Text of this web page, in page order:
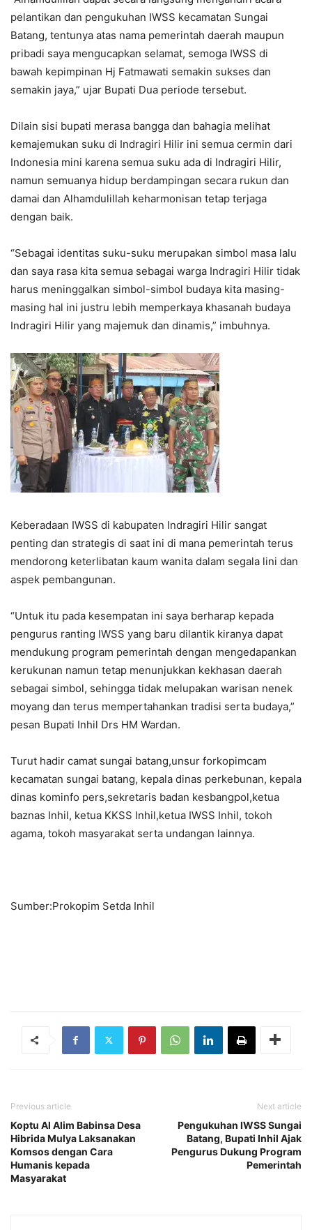
pelantikan dan pengukuhan IWSS kecamatan Sungai
Batang, tentunya atas nama pemerintah daerah maupun
pribadi saya mengucapkan selamat, semoga IWSS di
bawah kepimpinan Hj Fatmawati semakin sukses dan
semakin jaya,” ujar Bupati Dua periode tersebut.
Dilain sisi bupati merasa bangga dan bahagia melihat
kemajemukan suku di Indragiri Hilir ini semua cermin dari
Indonesia mini karena semua suku ada di Indragiri Hilir,
namun semuanya hidup berdampingan secara rukun dan
damai dan Alhamdulillah keharmonisan tetap terjaga
dengan baik.
“Sebagai identitas suku-suku merupakan simbol masa lalu
dan saya rasa kita semua sebagai warga Indragiri Hilir tidak
harus meninggalkan simbol-simbol budaya kita masing-
masing hal ini justru lebih memperkaya khasanah budaya
Indragiri Hilir yang majemuk dan dinamis,” imbuhnya.
Keberadaan IWSS di kabupaten Indragiri Hilir sangat
penting dan strategis di saat ini di mana pemerintah terus
mendorong keterlibatan kaum wanita dalam segala lini dan
aspek pembangunan.
“Untuk itu pada kesempatan ini saya berharap kepada
pengurus ranting IWSS yang baru dilantik kiranya dapat
mendukung program pemerintah dengan mengedapankan
kerukunan namun tetap menunjukkan kekhasan daerah
sebagai simbol, sehingga tidak melupakan warisan nenek
moyang dan terus mempertahankan tradisi serta budaya,”
pesan Bupati Inhil Drs HM Wardan.
Turut hadir camat sungai batang,unsur forkopimcam
kecamatan sungai batang, kepala dinas perkebunan, kepala
dinas kominfo pers,sekretaris badan kesbangpol,ketua
baznas Inhil, ketua KKSS Inhil,ketua IWSS Inhil, tokoh
agama, tokoh masyarakat serta undangan lainnya.
Sumber:Prokopim Setda Inhil
Previous article
Koptu Al Alim Babinsa Desa
Hibrida Mulya Laksanakan
Komsos dengan Cara
Humanis kepada
Masyarakat
Next article
Pengukuhan IWSS Sungai
Batang, Bupati Inhil Ajak
Pengurus Dukung Program
Pemerintah